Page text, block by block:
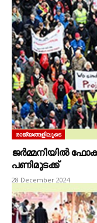
രാജ്യങ്ങളിലൂടെ
ജർമ്മനിയിൽ
പണിമുടക്ക്
28 December 2024